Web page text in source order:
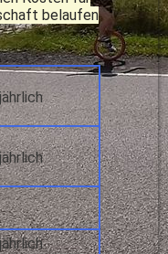
belaufen